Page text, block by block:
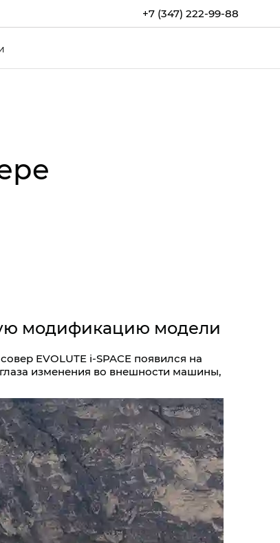
+7 (347) 222-99-88
модификацию модели
EVOLUTE i‑SPACE появился на
изменения во внешности машины,